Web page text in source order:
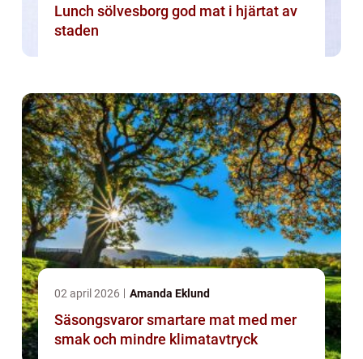
Lunch sölvesborg god mat i hjärtat av
staden
02 april 2026 Amanda Eklund
Säsongsvaror smartare mat med mer
smak och mindre klimatavtryck